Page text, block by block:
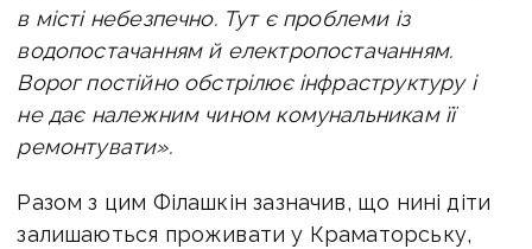
в місті небезпечно. Тут є проблеми із
водопостачанням й електропостачанням.
Ворог постійно обстрілює інфраструктуру і
не дає належним чином комунальникам її
ремонтувати».
Разом з цим Філашкін зазначив, що нині діти
залишаються проживати у Краматорську,